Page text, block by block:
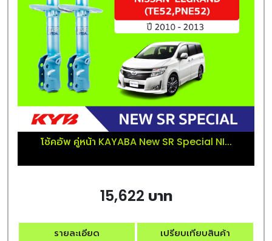
โช้คอัพ คู่หน้า KAYABA New SR Special NI...
15,622 บาท
รายละเอียด เปรียบเทียบสินค้า